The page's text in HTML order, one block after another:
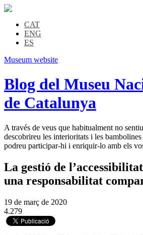
CAT
ENG
ES
Museum website
Blog del Museu
de Catalunya
A través de veus que habitualment no
descobrireu les interioritats i les
podreu participar-hi i enriquir-lo amb els
La gestió de
una responsabilitat
19 de març de 2020
4.279